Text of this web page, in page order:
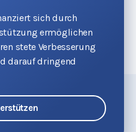
sich durch
ermöglichen
stete Verbesserung
darauf dringend